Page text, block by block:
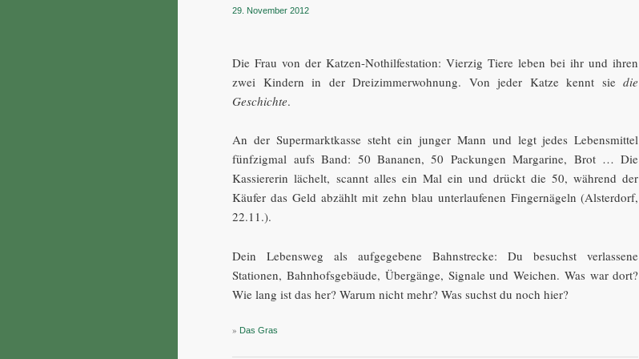
29. November 2012
Die Frau von der Katzen-Nothilfestation: Vierzig Tiere leben bei ihr und ihren
zwei Kindern in der Dreizimmerwohnung. Von jeder Katze kennt siedie
Geschichte.
An der Supermarktkasse steht ein junger Mann und legt jedes Lebensmittel
fünfzigmal aufs Band: 50 Bananen, 50 Packungen Margarine, Brot … Die
Kassiererin lächelt, scannt alles ein Mal ein und drückt die 50, während der
Käufer das Geld abzählt mit zehn blau unterlaufenen Fingernägeln (Alsterdorf,
22.11.).
Dein Lebensweg als aufgegebene Bahnstrecke: Du besuchst verlassene
Stationen, Bahnhofsgebäude, Übergänge, Signale und Weichen. Was war dort?
Wie lang ist das her? Warum nicht mehr? Was suchst du noch hier?
» Das Gras